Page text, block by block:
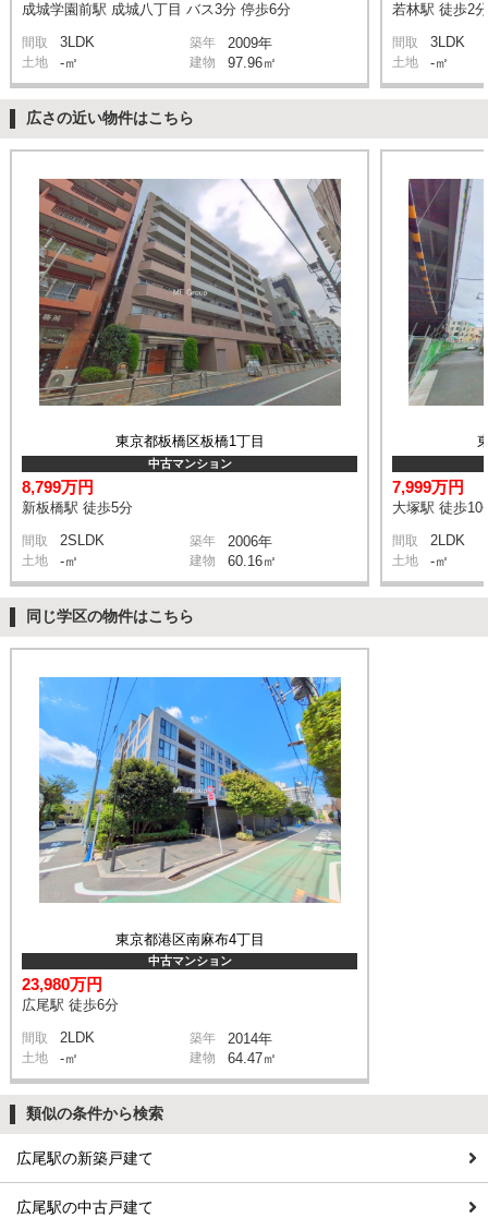
成城学園前駅 成城八丁目 バス3分 停歩6分
間取 3LDK 築年 2009年
土地 -㎡ 建物 97.96㎡
若林駅 徒歩2分
間取 3LDK
土地 -㎡
広さの近い物件はこちら
東京都板橋区板橋1丁目
中古マンション
8,799万円
新板橋駅 徒歩5分
間取 2SLDK 築年 2006年
土地 -㎡ 建物 60.16㎡
7,999万円
大塚駅 徒歩10
間取 2LDK
土地 -㎡
同じ学区の物件はこちら
東京都港区南麻布4丁目
中古マンション
23,980万円
広尾駅 徒歩6分
間取 2LDK 築年 2014年
土地 -㎡ 建物 64.47㎡
類似の条件から検索
広尾駅の新築戸建て
広尾駅の中古戸建て